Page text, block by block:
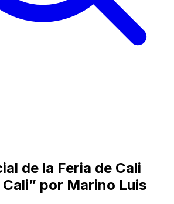
de la Feria de Cali
por Marino Luis